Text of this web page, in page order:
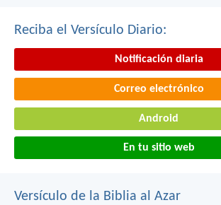
Reciba el Versículo Diario:
Notificación diaria
Correo electrónico
Android
En tu sitio web
Versículo de la Biblia al Azar